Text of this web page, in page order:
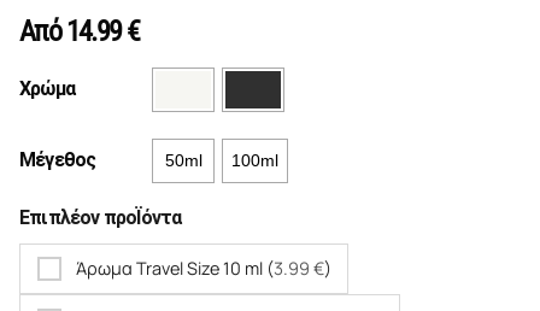
Από14.99€
Χρώμα
Μέγεθος 50ml 100ml
Επιπλέον προΪόντα
Άρωμα Travel Size 10 ml (3.99 €)